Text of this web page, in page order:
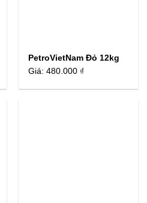
PetroVietNam Đỏ 12kg
Giá:480.000 ₫